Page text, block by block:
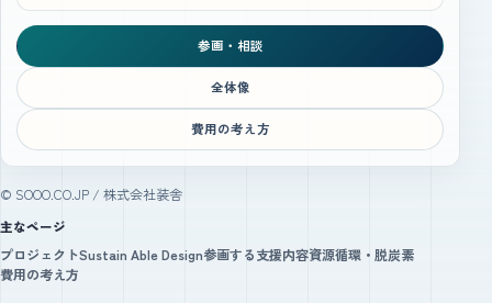
参画・相談
全体像
費用の考え方
© SOOO.CO.JP / 株式会社装舎
主なページ
プロジェクトSustain Able Design参画する支援内容資源循環・脱炭素
費用の考え方